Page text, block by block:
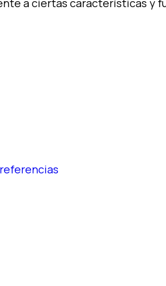
a ciertas características y